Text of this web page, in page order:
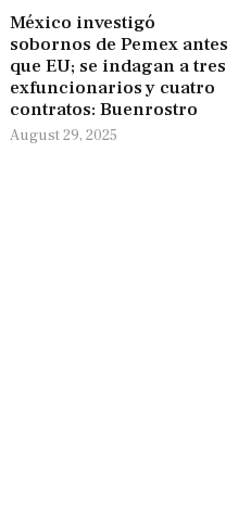
México investigó
sobornos de Pemex antes
que EU; se indagan a tres
exfuncionarios y cuatro
contratos: Buenrostro
August 29, 2025